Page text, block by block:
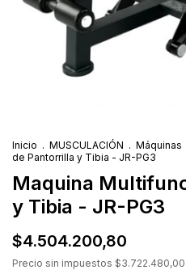
Inicio . MUSCULACIÓN . Máquinas
de Pantorrilla y Tibia - JR-PG3
Maquina
y Tibia - JR-PG3
$4.504.200,80
Precio sin impuestos $3.722.480,00